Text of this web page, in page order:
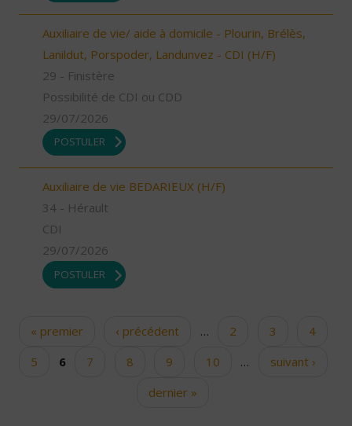
Auxiliaire de vie/ aide à domicile - Plourin, Brélès,
Lanildut, Porspoder, Landunvez - CDI (H/F)
29 - Finistère
Possibilité de CDI ou CDD
29/07/2026
POSTULER
Auxiliaire de vie BEDARIEUX (H/F)
34 - Hérault
CDI
29/07/2026
POSTULER
Pages« premier ‹ précédent … 2 3
4
5
6 7 8 9 10 …
suivant ›
dernier »